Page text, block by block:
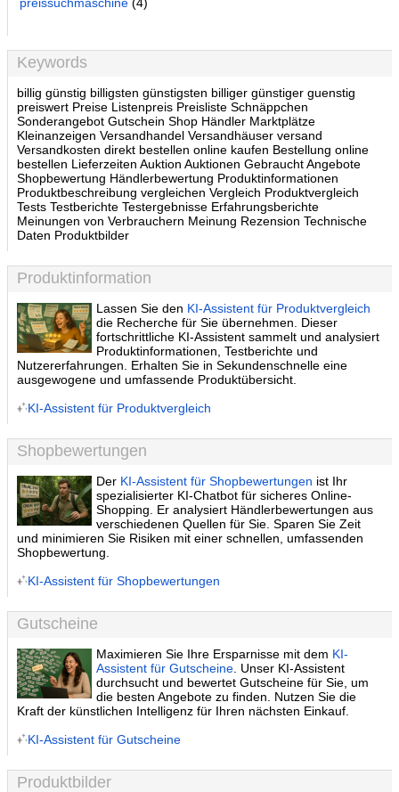
Keywords
billig günstig billigsten günstigsten billiger günstiger guenstig
preiswert Preise Listenpreis Preisliste Schnäppchen
Sonderangebot Gutschein Shop Händler Marktplätze
Kleinanzeigen Versandhandel Versandhäuser versand
Versandkosten direkt bestellen online kaufen Bestellung online
bestellen Lieferzeiten Auktion Auktionen Gebraucht Angebote
Shopbewertung Händlerbewertung Produktinformationen
Produktbeschreibung vergleichen Vergleich Produktvergleich
Tests Testberichte Testergebnisse Erfahrungsberichte
Meinungen von Verbrauchern Meinung Rezension Technische
Daten Produktbilder
Produktinformation
Lassen Sie den KI-Assistent für Produktvergleich
die Recherche für Sie übernehmen. Dieser
fortschrittliche KI-Assistent sammelt und analysiert
Produktinformationen, Testberichte und
Nutzererfahrungen. Erhalten Sie in Sekundenschnelle eine
ausgewogene und umfassende Produktübersicht.
KI-Assistent für Produktvergleich
Shopbewertungen
Der KI-Assistent für Shopbewertungen ist Ihr
spezialisierter KI-Chatbot für sicheres Online-
Shopping. Er analysiert Händlerbewertungen aus
verschiedenen Quellen für Sie. Sparen Sie Zeit
und minimieren Sie Risiken mit einer schnellen, umfassenden
Shopbewertung.
KI-Assistent für Shopbewertungen
Gutscheine
Maximieren Sie Ihre Ersparnisse mit dem KI-
Assistent für Gutscheine . Unser KI-Assistent
durchsucht und bewertet Gutscheine für Sie, um
die besten Angebote zu finden. Nutzen Sie die
Kraft der künstlichen Intelligenz für Ihren nächsten Einkauf.
KI-Assistent für Gutscheine
Produktbilder